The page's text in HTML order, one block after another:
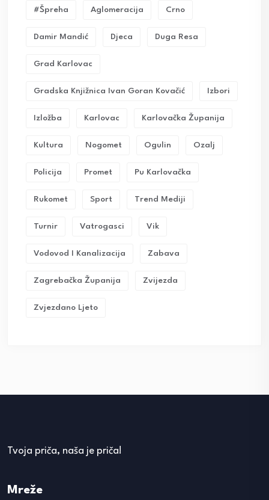
#Špreha Aglomeracija Crno
Damir Mandić Djeca Duga Resa
Grad Karlovac
Gradska Knjižnica Ivan Goran Kovačić Izbori
Izložba Karlovac Karlovačka Županija
Kultura Nogomet Ogulin Ozalj
Policija Promet Pu Karlovačka
Rukomet Sport Trend Mediji
Turnir Vatrogasci Vik
Vodovod I Kanalizacija Zabava
Zagrebačka Županija Zvijezda
Zvjezdano Ljeto
Tvoja priča, naša je priča!
Mreže